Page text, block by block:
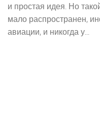
и простая идея. Но
мало распространен,
авиации, и никогда у...